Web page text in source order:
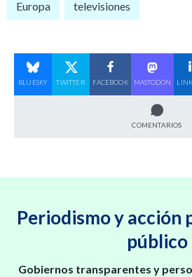
Europa televisiones
BLUESKY TWITTER FACEBOOK MASTODON
COMENTARIOS
Periodismo y acción
público
Gobiernos transparentes y